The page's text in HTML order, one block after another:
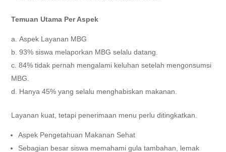
Temuan Utama Per Aspek
Aspek Layanan MBG
93% siswa melaporkan MBG selalu datang.
84% tidak pernah mengalami keluhan setelah mengonsumsi
MBG.
Hanya 45% yang selalu menghabiskan makanan.
Layanan kuat, tetapi penerimaan menu perlu ditingkatkan.
Aspek Pengetahuan Makanan Sehat
Sebagian besar siswa memahami gula tambahan, lemak